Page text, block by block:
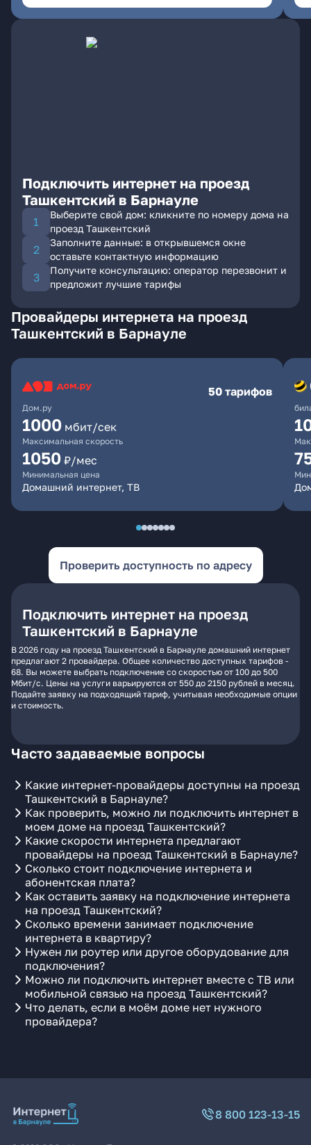
Подключить интернет на проезд
Ташкентский в Барнауле
Выберите свой дом: кликните по номеру дома на
проезд Ташкентский
Заполните данные: в открывшемся окне
оставьте контактную информацию
Получите консультацию: оператор перезвонит и
предложит лучшие тарифы
Провайдеры интернета на проезд
Ташкентский в Барнауле
Дом.ру
50 тарифов
1000 мбит/сек
Максимальная скорость
1050 ₽/мес
Минимальная цена
Домашний интернет, ТВ
Проверить доступность по адресу
Подключить интернет на проезд
Ташкентский в Барнауле
В 2026 году на проезд Ташкентский в Барнауле домашний интернет
предлагают 2 провайдера. Общее количество доступных тарифов -
68. Вы можете выбрать подключение со скоростью от 100 до 500
Мбит/с. Цены на услуги варьируются от 550 до 2150 рублей в месяц.
Подайте заявку на подходящий тариф, учитывая необходимые опции
и стоимость.
Часто задаваемые вопросы
Какие интернет-провайдеры доступны на проезд
Ташкентский в Барнауле?
Как проверить, можно ли подключить интернет в
моем доме на проезд Ташкентский?
Какие скорости интернета предлагают
провайдеры на проезд Ташкентский в Барнауле?
Сколько стоит подключение интернета и
абонентская плата?
Как оставить заявку на подключение интернета
на проезд Ташкентский?
Сколько времени занимает подключение
интернета в квартиру?
Нужен ли роутер или другое оборудование для
подключения?
Можно ли подключить интернет вместе с ТВ или
мобильной связью на проезд Ташкентский?
Что делать, если в моём доме нет нужного
провайдера?
8 800 123-13-15